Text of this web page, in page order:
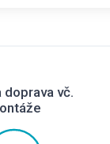
doprava vč.